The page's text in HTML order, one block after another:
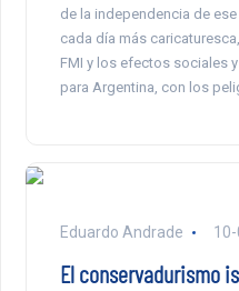
de la independencia de
cada día más
FMI y los efectos sociales
para Argentina, con los
Eduardo Andrade
El conservadurismo